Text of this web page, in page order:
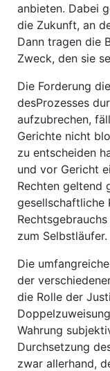
anbieten. Dabei
die Zukunft, an
Dann tragen die
Zweck, den sie
Die Forderung
desProzesses
aufzubrechen,
Gerichte nicht
zu entscheiden
und vor Gericht
Rechten geltend
gesellschaftliche
zum Selbstläufer.
Die
der
die Rolle der
Wahrung
Durchsetzung
zwar allerhand,